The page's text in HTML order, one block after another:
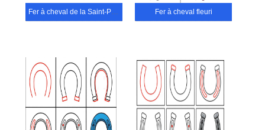
Fer à cheval de la Saint-Patrick Fer à cheval fleuri